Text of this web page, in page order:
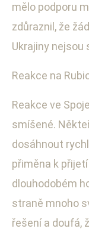
mělo podporu
zdůraznil, že
Ukrajiny
Reakce na
Reakce ve
smíšené.
dosáhnout
přiměna k
dlouhodobém
straně mnoho
řešení a doufá,